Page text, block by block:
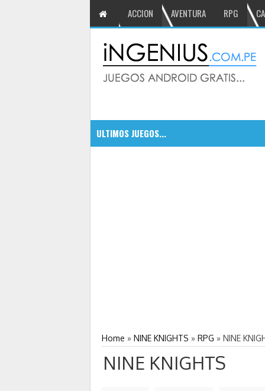
ACCION AVENTURA RPG
ULTIMOS JUEGOS...
Home » NINE KNIGHTS » RPG » NINE
NINE KNIGHTS